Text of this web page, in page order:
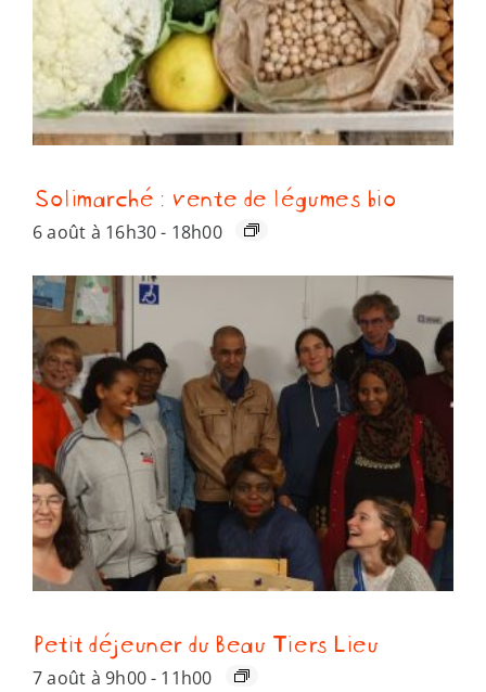
Solimarché : vente de légumes bio
6 août à 16h30- 18h00
Petit déjeuner du Beau Tiers Lieu
7 août à 9h00- 11h00